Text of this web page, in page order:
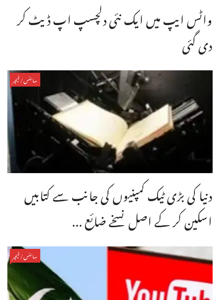
واٹس ایپ میں ایک نئی دلچسپ اپ ڈیٹ کر
دی گئی
سائنس/فیچر
دنیا کی بڑی ٹیک کمپنیوں کی جانب سے کتابیں
اسکین کر کے اصل نسخے ضائع ...
سائنس/فیچر